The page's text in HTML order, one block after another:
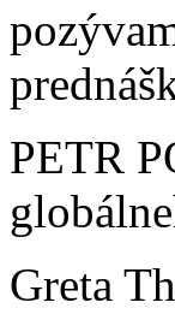
PETR
Greta